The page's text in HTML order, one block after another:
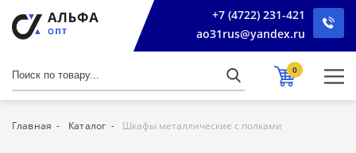
+7 (4722) 231-421
ao31rus@yandex.ru
0
Главная Каталог Шкафы металлические с полками